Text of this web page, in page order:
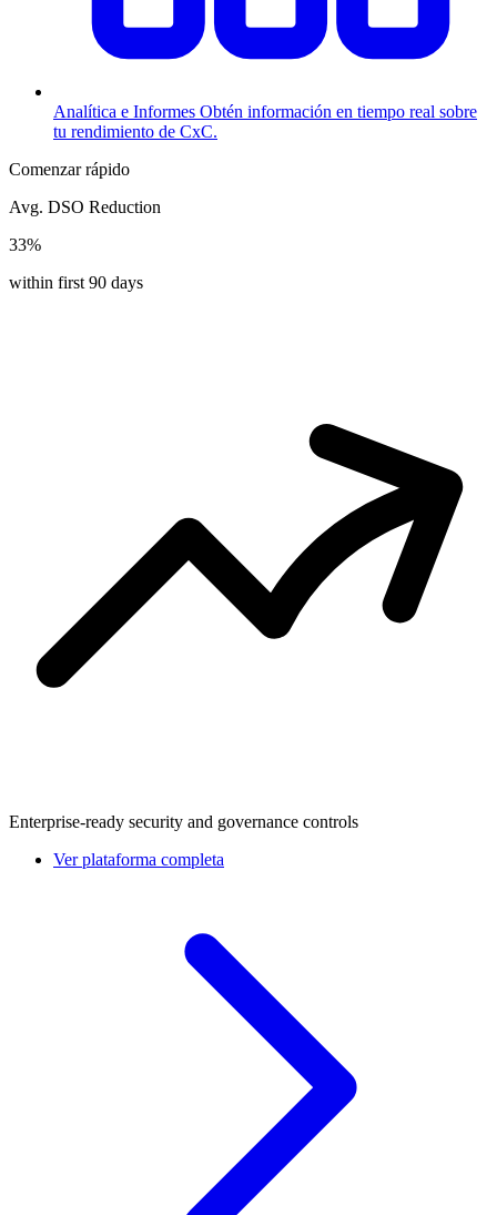
Analítica e Informes Obtén información en tiempo real sobre
tu rendimiento de CxC.
Comenzar rápido
Avg. DSO Reduction
33%
within first 90 days
Enterprise-ready security and governance controls
Ver plataforma completa